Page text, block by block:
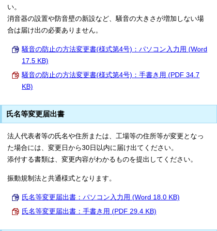
い。
消音器の設置や防音壁の新設など、騒音の大きさが増加しない場
合は届け出の必要ありません。
騒音の防止の方法変更書(様式第4号)：パソコン入力用 (Word
17.5 KB)
騒音の防止の方法変更書(様式第4号)：手書き用 (PDF 34.7
KB)
氏名等変更届出書
法人代表者等の氏名や住所または、工場等の住所等が変更となっ
た場合には、変更日から30日以内に届け出てください。
添付する書類は、変更内容がわかるものを提出してください。
振動規制法と共通様式となります。
氏名等変更届出書：パソコン入力用 (Word 18.0 KB)
氏名等変更届出書：手書き用 (PDF 29.4 KB)